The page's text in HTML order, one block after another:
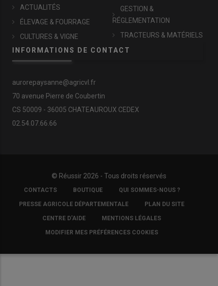
ACTUALITÉS
ÉLEVAGE & FOURRAGE
CULTURES & VIGNE
GESTION &
RÉGLEMENTATION
TRACTEURS & MATÉRIELS
INFORMATIONS DE CONTACT
aurorepaysanne@agricvl.fr
70 avenue Pierre de Coubertin
CS 50009 - 36005 CHATEAUROUX CEDEX
02.54.07.66.66
© Réussir 2026 - Tous droits réservés
FOOTER
COPYRIGHT
CONTACTS BOUTIQUE QUI SOMMES-NOUS ?
PRESSE AGRICOLE DÉPARTEMENTALE PLAN DU SITE
CENTRE D'AIDE MENTIONS LÉGALES
MODIFIER MES PRÉFÉRENCES COOKIES